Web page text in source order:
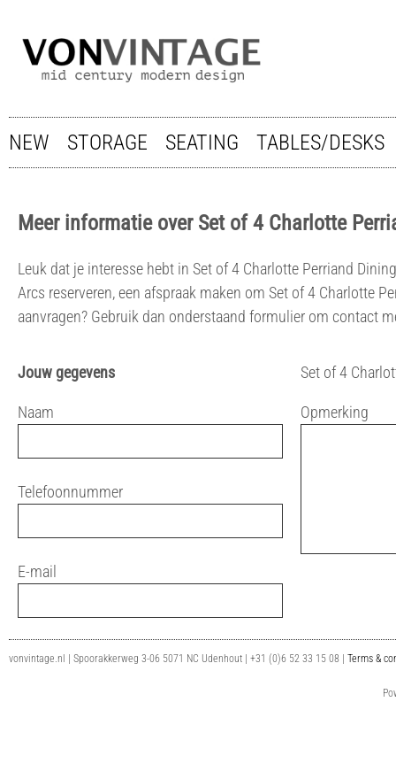
NEW STORAGE SEATING TABLES/DESKS
Meer informatie over Set of 4 Charlotte
Leuk dat je interesse hebt in Set of 4 Charlotte Perriand
Arcs reserveren, een afspraak maken om Set of 4 Charlotte
aanvragen? Gebruik dan onderstaand formulier om contact
Jouw gegevens
Naam
Telefoonnummer
E-mail
Set of 4
Opmerking
vonvintage.nl | Spoorakkerweg 3-06 5071 NC Udenhout | +31 (0)6 52 33 15 08 | Terms &